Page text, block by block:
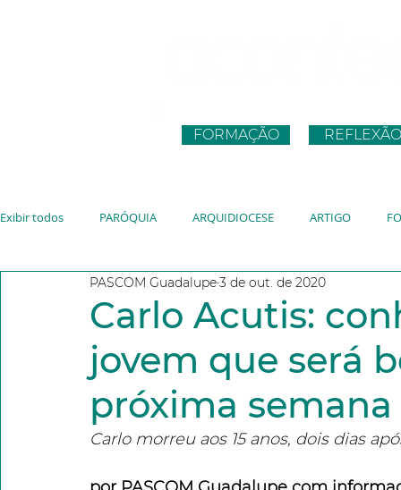
FORMAÇÃO REFLEXÃO
Exibir todos PARÓQUIA ARQUIDIOCESE ARTIGO
JUVENTUDE VATICANO JMJ
Carlo Acutis:
jovem que será
próxima semana
PASCOM Guadalupe3 de out. de 2020
Carlo morreu aos 15 anos, dois dias